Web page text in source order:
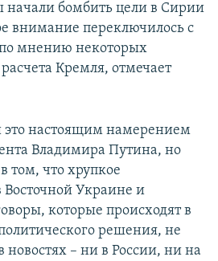
начали бомбить цели в Сирии
внимание переключилось с
мнению некоторых
Кремля, отмечает
это настоящим намерением
Владимира Путина, но
том, что хрупкое
Украине и
которые происходят в
решения, не
новостях – ни в России, ни на